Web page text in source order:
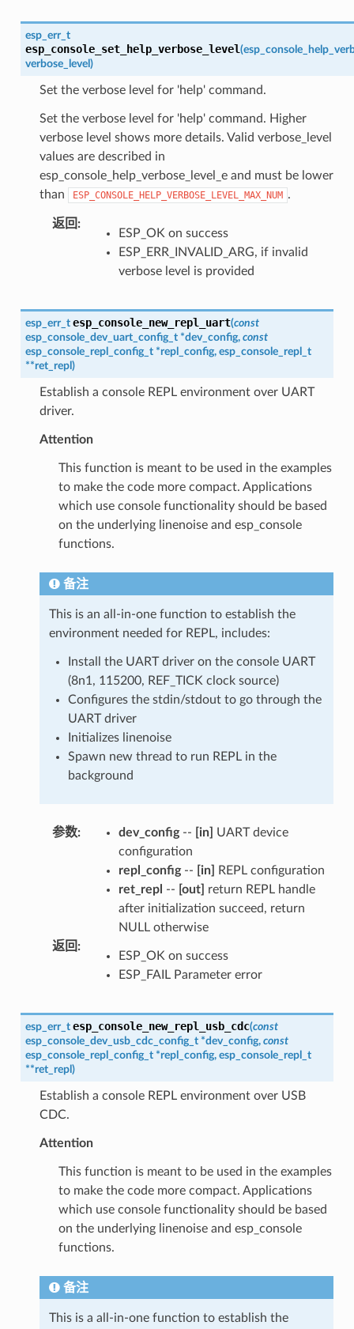
esp_err_t
esp_console_set_help_verbose_level(
verbose_level )
Set the verbose level for 'help' command.
Set the verbose level for 'help' command. Higher
verbose level shows more details. Valid verbose_level
values are described in
esp_console_help_verbose_level_e and must be lower
than
ESP_CONSOLE_HELP_VERBOSE_LEVEL_MAX_NUM .
返回 :
ESP_OK on success
ESP_ERR_INVALID_ARG, if invalid
verbose level is provided
esp_err_t esp_console_new_repl_uart(const
esp_console_dev_uart_config_t *dev_config, const
esp_console_repl_config_t *repl_config, esp_console_repl_t
**ret_repl )
Establish a console REPL environment over UART
driver.
Attention
This function is meant to be used in the examples
to make the code more compact. Applications
which use console functionality should be based
on the underlying linenoise and esp_console
functions.
备注
This is an all-in-one function to establish the
environment needed for REPL, includes:
Install the UART driver on the console UART
(8n1, 115200, REF_TICK clock source)
Configures the stdin/stdout to go through the
UART driver
Initializes linenoise
Spawn new thread to run REPL in the
background
参数: dev_config-- [in]
UART device
configuration
repl_config-- [in]
REPL configuration
ret_repl -- [out]
return REPL handle
after initialization succeed, return
NULL otherwise
返回 :
ESP_OK on success
ESP_FAIL Parameter error
esp_err_t esp_console_new_repl_usb_cdc(const
esp_console_dev_usb_cdc_config_t *dev_config, const
esp_console_repl_config_t *repl_config, esp_console_repl_t
**ret_repl )
Establish a console REPL environment over USB
CDC.
Attention
This function is meant to be used in the examples
to make the code more compact. Applications
which use console functionality should be based
on the underlying linenoise and esp_console
functions.
备注
This is a all-in-one function to establish the